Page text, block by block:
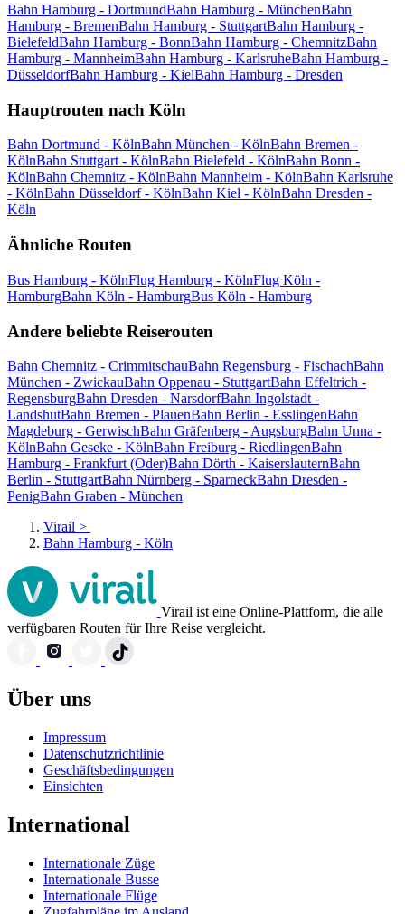
Bahn Hamburg - DortmundBahn Hamburg - MünchenBahn
Hamburg - BremenBahn Hamburg - StuttgartBahn Hamburg -
BielefeldBahn Hamburg - BonnBahn Hamburg - ChemnitzBahn
Hamburg - MannheimBahn Hamburg - KarlsruheBahn Hamburg -
DüsseldorfBahn Hamburg - KielBahn Hamburg - Dresden
Hauptrouten nach Köln
Bahn Dortmund - KölnBahn München - KölnBahn Bremen -
KölnBahn Stuttgart - KölnBahn Bielefeld - KölnBahn Bonn -
KölnBahn Chemnitz - KölnBahn Mannheim - KölnBahn Karlsruhe
- KölnBahn Düsseldorf - KölnBahn Kiel - KölnBahn Dresden -
Köln
Ähnliche Routen
Bus Hamburg - KölnFlug Hamburg - KölnFlug Köln -
HamburgBahn Köln - HamburgBus Köln - Hamburg
Andere beliebte Reiserouten
Bahn Chemnitz - CrimmitschauBahn Regensburg - FischachBahn
München - ZwickauBahn Oppenau - StuttgartBahn Effeltrich -
RegensburgBahn Dresden - NarsdorfBahn Ingolstadt -
LandshutBahn Bremen - PlauenBahn Berlin - EsslingenBahn
Magdeburg - GerwischBahn Gräfenberg - AugsburgBahn Unna -
KölnBahn Geseke - KölnBahn Freiburg - RiedlingenBahn
Hamburg - Frankfurt (Oder)Bahn Dörth - KaiserslauternBahn
Berlin - StuttgartBahn Nürnberg - SparneckBahn Dresden -
PenigBahn Graben - München
Virail >
Bahn Hamburg - Köln
Virail ist eine Online-Plattform, die alle
verfügbaren Routen für Ihre Reise vergleicht.
Über uns
Impressum
Datenschutzrichtlinie
Geschäftsbedingungen
Einsichten
International
Internationale Züge
Internationale Busse
Internationale Flüge